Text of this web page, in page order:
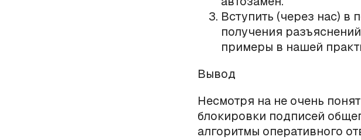
Вступить (через нас) в
получения
примеры в нашей
Вывод
Несмотря на не очень
блокировки подписей
алгоритмы оперативного